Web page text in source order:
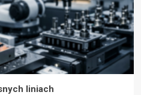
liniach